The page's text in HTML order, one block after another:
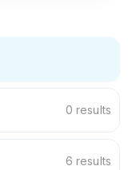
0 results
6 results